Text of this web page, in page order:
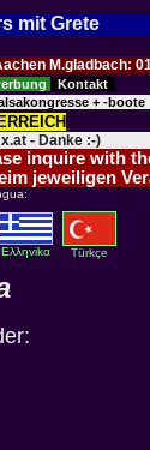
mit Grete
M.gladbach:
Kontakt
+ -boote
- Danke :-)
inquire with
jeweiligen
Eλληvikα Türkçe